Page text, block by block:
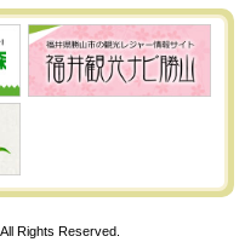
Rights Reserved.